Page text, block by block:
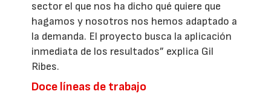
sector el que nos ha dicho qué quiere que
hagamos y nosotros nos hemos adaptado a
la demanda. El proyecto busca la aplicación
inmediata de los resultados” explica Gil
Ribes.
Doce líneas de trabajo